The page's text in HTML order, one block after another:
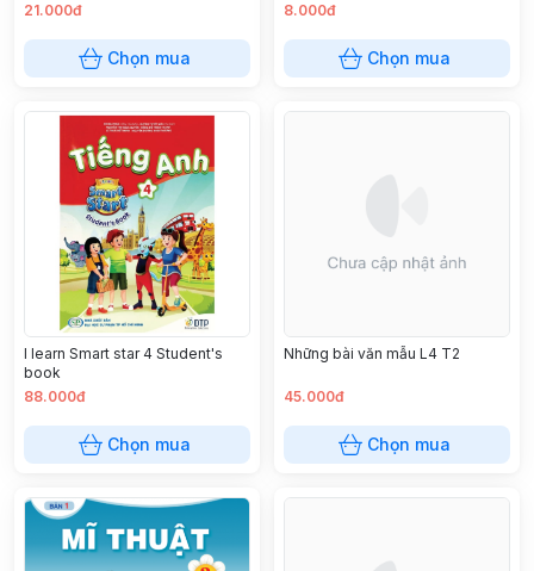
21.000đ
Chọn mua
8.000đ
Chọn mua
I learn Smart star 4 Student's
book
88.000đ
Chọn mua
Những bài văn mẫu L4 T2
45.000đ
Chọn mua